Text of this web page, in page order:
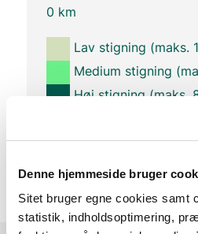
Denne hjemmeside bruger
Sitet bruger egne cookies samt
statistik, indholdsoptimering,
0 km
Lav stigning (maks.
Medium stigning
Høj stigning (maks.